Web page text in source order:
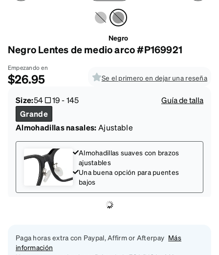
Negro
Negro Lentes de medio arco #P169921
Empezando en
$26.95 Se el primero en dejar una reseña
Size:54 19-145
Guía de talla
Grande
Almohadillas nasales:Ajustable
Almohadillas suaves con brazos
ajustables
Una buena opción para puentes
bajos
Paga horas extra con Paypal, Affirm or Afterpay Más
información